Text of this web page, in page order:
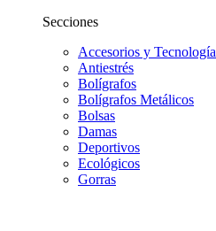
Secciones
Accesorios y Tecnología
Antiestrés
Bolígrafos
Bolígrafos Metálicos
Bolsas
Damas
Deportivos
Ecológicos
Gorras